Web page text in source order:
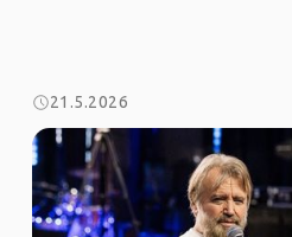
21.5.2026